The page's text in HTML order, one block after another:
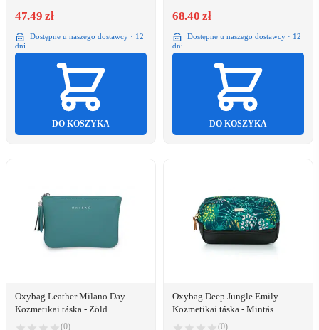
47.49 zł
Dostępne u naszego dostawcy · 12
dni
DO KOSZYKA
68.40 zł
Dostępne u naszego dostawcy · 12
dni
DO KOSZYKA
Oxybag Leather Milano Day
Kozmetikai táska - Zöld
(0)
Oxybag Deep Jungle Emily
Kozmetikai táska - Mintás
(0)